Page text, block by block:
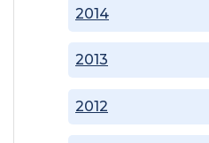
2012
2013
2014